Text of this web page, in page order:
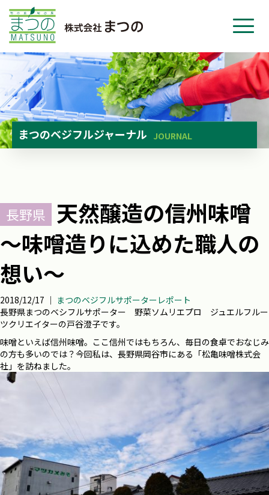
まつのベジフルジャーナル JOURNAL
長野県
天然醸造の信州味噌
～味噌造りに込めた職人の
想い～
2018/12/17 ｜ まつのベジフルサポーターレポート
長野県まつのベシフルサポーター 野菜ソムリエプロ ジュエルフルー
ツクリエイターの戸谷澄子です。
味噌といえば信州味噌。ここ信州ではもちろん、毎日の食卓でおなじみ
の方も多いのでは？今回私は、長野県岡谷市にある「松亀味噌株式会
社」を訪ねました。
ホーム
事業紹介
会社紹介
ニュース
お問い合わせ